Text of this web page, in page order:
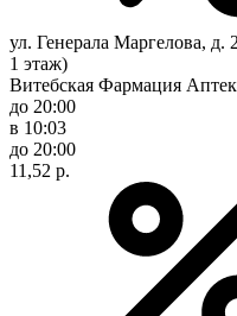
ул. Генерала Маргелова, д.
1 этаж)
Витебская Фармация
до 20:00
в 10:03
до 20:00
11,52 р.